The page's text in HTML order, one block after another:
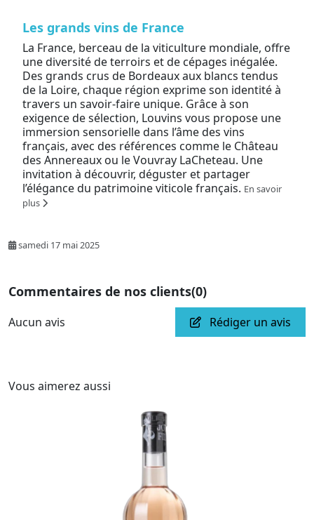
Les grands vins de France
La France, berceau de la viticulture mondiale, offre
une diversité de terroirs et de cépages inégalée.
Des grands crus de Bordeaux aux blancs tendus
de la Loire, chaque région exprime son identité à
travers un savoir-faire unique. Grâce à son
exigence de sélection, Louvins vous propose une
immersion sensorielle dans l’âme des vins
français, avec des références comme le Château
des Annereaux ou le Vouvray LaCheteau. Une
invitation à découvrir, déguster et partager
l’élégance du patrimoine viticole français. En savoir
plus
samedi 17 mai 2025
Commentaires de nos clients(0)
Aucun avis Rédiger un avis
Vous aimerez aussi